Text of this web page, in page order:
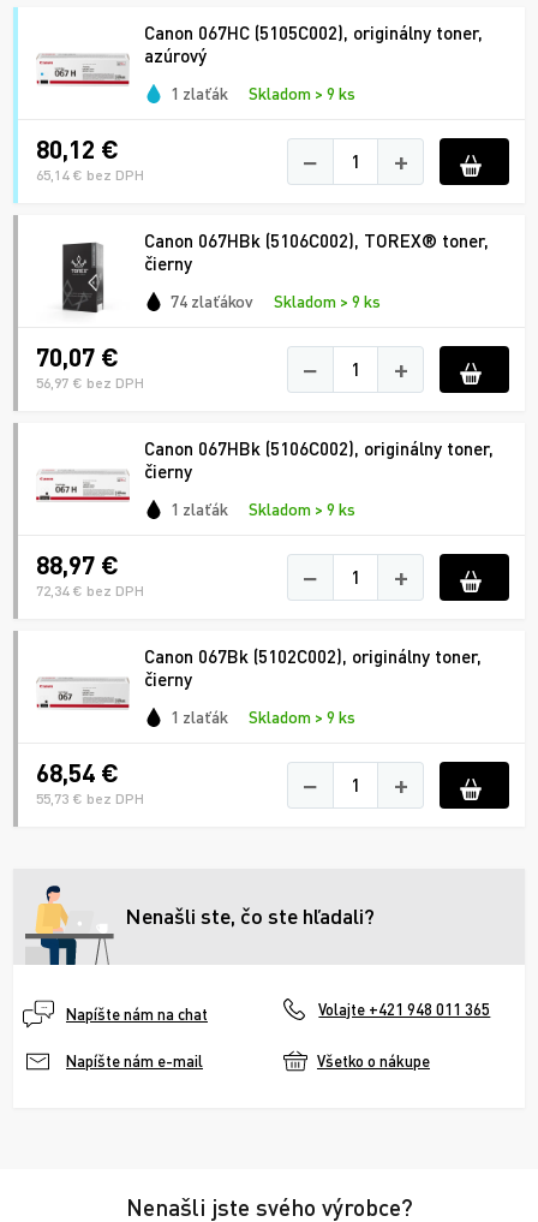
Canon 067HC (5105C002), originálny toner,
azúrový
1 zlaťák Skladom > 9 ks
80,12 €
65,14 € bez DPH − +
Canon 067HBk (5106C002), TOREX® toner,
čierny
74 zlaťákov Skladom > 9 ks
70,07 €
56,97 € bez DPH − +
Canon 067HBk (5106C002), originálny toner,
čierny
1 zlaťák Skladom > 9 ks
88,97 €
72,34 € bez DPH − +
Canon 067Bk (5102C002), originálny toner,
čierny
1 zlaťák Skladom > 9 ks
68,54 €
55,73 € bez DPH − +
Nenašli ste, čo ste hľadali?
Napíšte nám na chat Volajte +421 948 011 365
Napíšte nám e-mail Všetko o nákupe
Nenašli jste svého výrobce?